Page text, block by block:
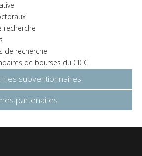
recherche
de recherche
de bourses du CICC
subventionnaires
partenaires